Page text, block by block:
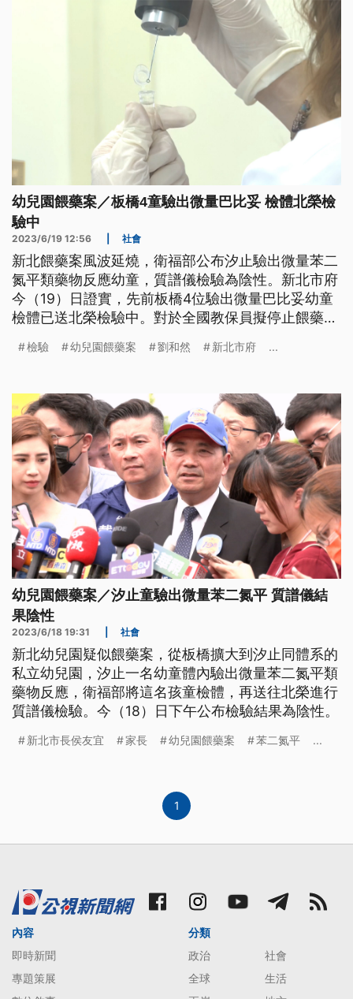
幼兒園餵藥案／板橋4童驗出微量巴比妥 檢體北榮檢
驗中
2023/6/19 12:56 社會
新北餵藥案風波延燒，衛福部公布汐止驗出微量苯二
氮平類藥物反應幼童，質譜儀檢驗為陰性。新北市府
今（19）日證實，先前板橋4位驗出微量巴比妥幼童
檢體已送北榮檢驗中。對於全國教保員擬停止餵藥服
任。行政院長陳建仁則表示，政院已成立跨部會小組
檢驗 幼兒園餵藥案 劉和然 新北市府 ...
幼兒園餵藥案／汐止童驗出微量苯二氮平 質譜儀結
果陰性
2023/6/18 19:31 社會
新北幼兒園疑似餵藥案，從板橋擴大到汐止同體系的
私立幼兒園，汐止一名幼童體內驗出微量苯二氮平類
藥物反應，衛福部將這名孩童檢體，再送往北榮進行
質譜儀檢驗。今（18）日下午公布檢驗結果為陰性。
新北市長侯友宜 家長 幼兒園餵藥案 苯二氮平 ...
1
內容
即時新聞
專題策展
分類
政治
社會
全球
生活